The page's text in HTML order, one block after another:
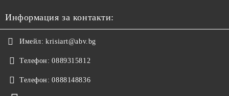
Информация за контакти:
Имейл: krisiart@abv.bg
Телефон: 0889315812
Телефон: 0888148836